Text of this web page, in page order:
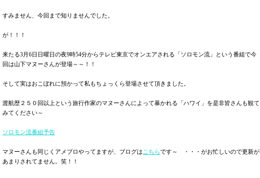
すみません、今回まで知りませんでした。
が！！！
来たる3月6日日曜日の夜9時54分からテレビ東京でオンエアされる「ソロモン流」という番組で今
回は山下マヌーさんが登場～～！！
そして実はおこぼれに預かって私もちょっくら登場させて頂きました。
渡航歴２５０回以上という旅行作家のマヌーさんによって暴かれる「ハワイ」を是非皆さんも観て
みてください～
ソロモン流番組予告
マヌーさんも同じくアメブロやってますが、ブログはこちらです～ ・・・がお忙しいので更新が
あまりされてません。笑！！